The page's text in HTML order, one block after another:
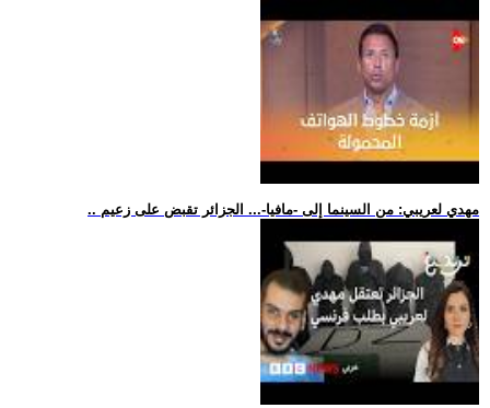
.. مهدي لعريبي: من السينما إلى -مافيا-... الجزائر تقبض على زعيم